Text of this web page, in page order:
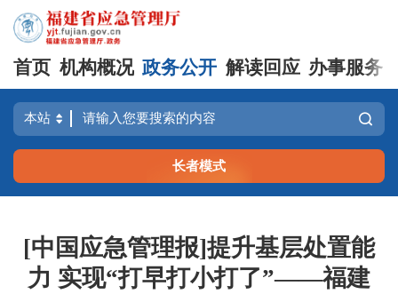
首页 机构概况 政务公开 解读回应 办事服务
长者模式
[中国应急管理报]提升基层处置能
力 实现“打早打小打了”——福建